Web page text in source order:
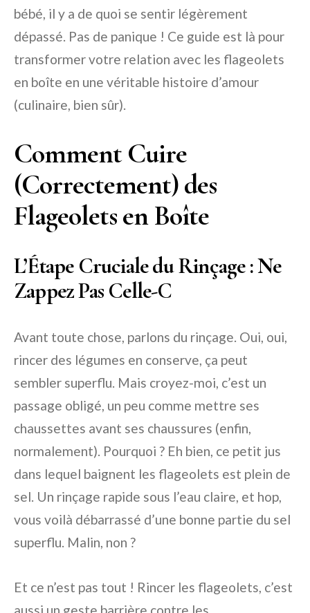
bébé, il y a de quoi se sentir légèrement
dépassé. Pas de panique ! Ce guide est là pour
transformer votre relation avec les flageolets
en boîte en une véritable histoire d’amour
(culinaire, bien sûr).
Comment Cuire
(Correctement) des
Flageolets en Boîte
L’Étape Cruciale du Rinçage : Ne
Zappez Pas Celle-C
Avant toute chose, parlons du rinçage. Oui, oui,
rincer des légumes en conserve, ça peut
sembler superflu. Mais croyez-moi, c’est un
passage obligé, un peu comme mettre ses
chaussettes avant ses chaussures (enfin,
normalement). Pourquoi ? Eh bien, ce petit jus
dans lequel baignent les flageolets est plein de
sel. Un rinçage rapide sous l’eau claire, et hop,
vous voilà débarrassé d’une bonne partie du sel
superflu. Malin, non ?
Et ce n’est pas tout ! Rincer les flageolets, c’est